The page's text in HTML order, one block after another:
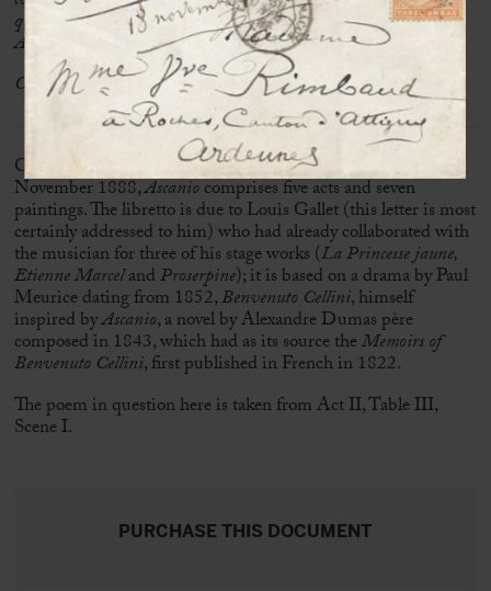
quand on l’a mis en opéra-comique[…]
Admirez cet échantillon de la flore africaine.
C. Saint S»
Composed in fourteen months, from September 1887 to
November 1888,Ascaniocomprises five acts and seven
paintings. The libretto is due to Louis Gallet (this letter is most
certainly addressed to him) who had already collaborated with
the musician for three of his stage works (La Princesse jaune,
Etienne MarcelandProserpine); it is based on a drama by Paul
Meurice dating from 1852,Benvenuto Cellini, himself
inspired byAscanio, a novel by Alexandre Dumas père
composed in 1843, which had as its source theMemoirs of
Benvenuto Cellini, first published in French in 1822.
The poem in question here is taken from Act II, Table III,
Scene I.
PURCHASE THIS DOCUMENT